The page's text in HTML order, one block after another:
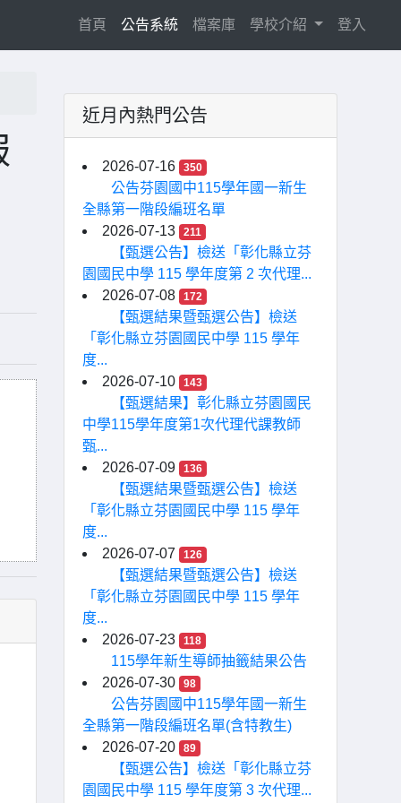
首頁 (current)
公告系統 檔案庫 學校介紹 登入
近月內熱門公告
2026-07-16 350
公告芬園國中115學年國一新生
全縣第一階段編班名單
2026-07-13
211
【甄選公告】檢送「彰化縣立芬
園國民中學 115 學年度第 2 次代理...
2026-07-08
172
【甄選結果暨甄選公告】檢送
「彰化縣立芬園國民中學 115 學年
度...
2026-07-10
143
【甄選結果】彰化縣立芬園國民
中學115學年度第1次代理代課教師
甄...
2026-07-09
136
【甄選結果暨甄選公告】檢送
「彰化縣立芬園國民中學 115 學年
度...
2026-07-07
126
【甄選結果暨甄選公告】檢送
「彰化縣立芬園國民中學 115 學年
度...
2026-07-23
118
115學年新生導師抽籤結果公告
2026-07-30
98
公告芬園國中115學年國一新生
全縣第一階段編班名單(含特教生)
2026-07-20
89
【甄選公告】檢送「彰化縣立芬
園國民中學 115 學年度第 3 次代理...